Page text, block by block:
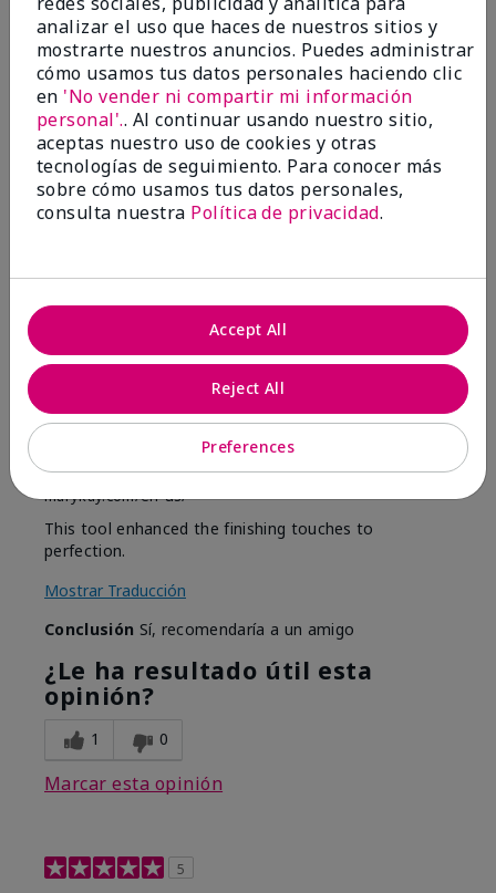
1 estrella
0
Evaluado por 2 clientes
MK completion sponge
porShirley "Girl"
Evaluado en
marykay.com/en-us/
This tool enhanced the finishing touches to
perfection.
Mostrar Traducción
Conclusión Sí, recomendaría a un amigo
¿Le ha resultado útil esta
opinión?
1 0
Marcar esta opinión
5
analizar el uso que haces de nuestros sitios y
mostrarte nuestros anuncios. Puedes administrar
cómo usamos tus datos personales haciendo clic
en 'No vender ni compartir mi información
personal'.. Al continuar usando nuestro sitio,
aceptas nuestro uso de cookies y otras
tecnologías de seguimiento. Para conocer más
sobre cómo usamos tus datos personales,
consulta nuestra Política de privacidad.
Preferences
Reject All
Accept All